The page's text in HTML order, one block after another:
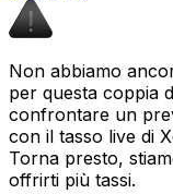
Non abbiamo
per questa coppia
confrontare un
con il tasso live di
Torna presto,
offrirti più tassi.